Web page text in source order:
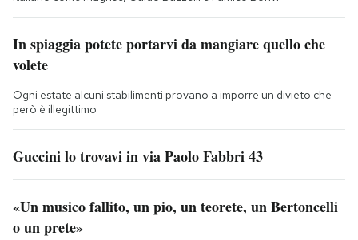
In spiaggia potete portarvi da mangiare quello che
volete
Ogni estate alcuni stabilimenti provano a imporre un divieto che
però è illegittimo
Guccini lo trovavi in via Paolo Fabbri 43
«Un musico fallito, un pio, un teorete, un Bertoncelli
o un prete»